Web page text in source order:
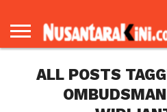
BERANDA
KAMI
ALL POSTS